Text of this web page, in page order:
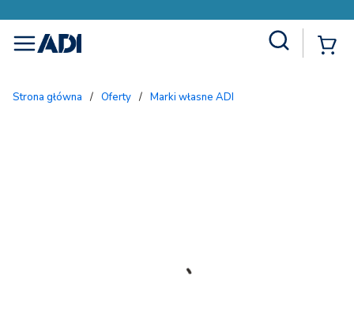
menu
Strona główna / Oferty / Marki własne ADI